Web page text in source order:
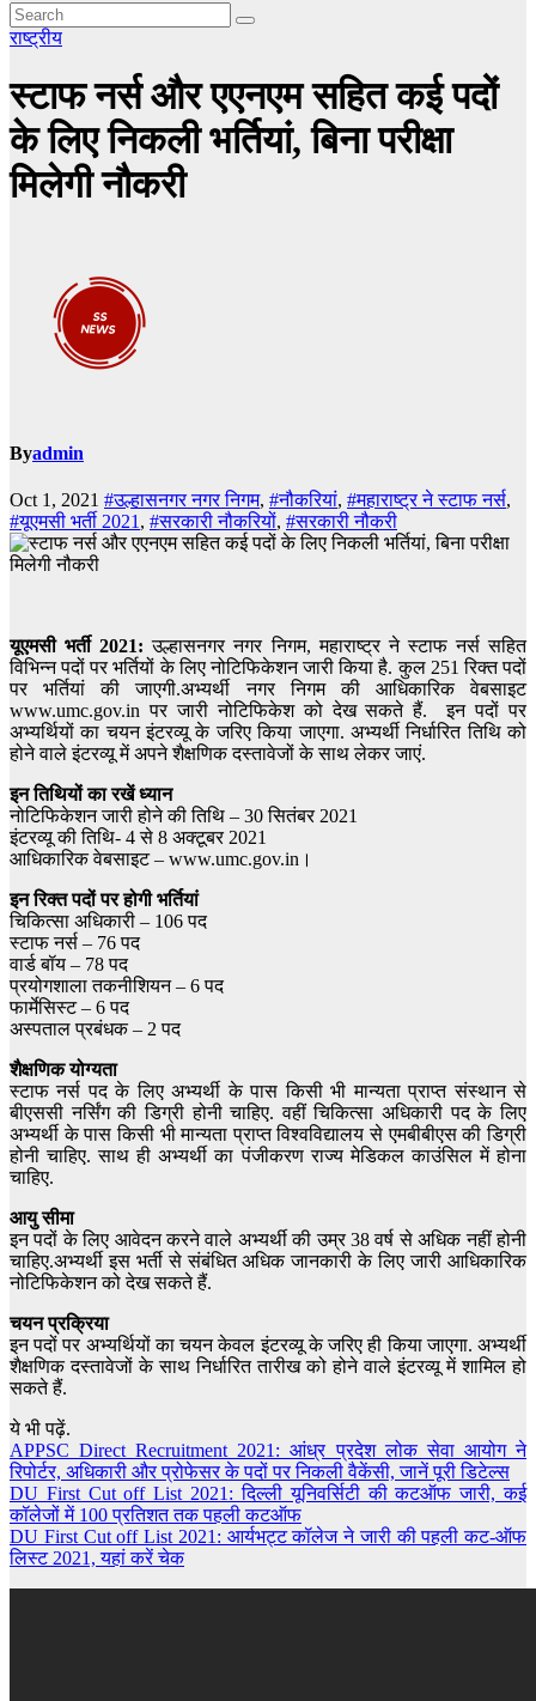
राष्ट्रीय
स्टाफ नर्स और एएनएम सहित कई पदों
के लिए निकली भर्तियां, बिना परीक्षा
मिलेगी नौकरी
Byadmin
Oct 1, 2021 #उल्हासनगर नगर निगम, #नौकरियां, #महाराष्ट्र ने स्टाफ नर्स,
#यूएमसी भर्ती 2021, #सरकारी नौकरियों, #सरकारी नौकरी
यूएमसी भर्ती 2021: उल्हासनगर नगर निगम, महाराष्ट्र ने स्टाफ नर्स सहित
विभिन्न पदों पर भर्तियों के लिए नोटिफिकेशन जारी किया है. कुल 251 रिक्त पदों
पर भर्तियां की जाएगी.अभ्यर्थी नगर निगम की आधिकारिक वेबसाइट
www.umc.gov.in पर जारी नोटिफिकेश को देख सकते हैं. इन पदों पर
अभ्यर्थियों का चयन इंटरव्यू के जरिए किया जाएगा. अभ्यर्थी निर्धारित तिथि को
होने वाले इंटरव्यू में अपने शैक्षणिक दस्तावेजों के साथ लेकर जाएं.
इन तिथियों का रखें ध्यान
नोटिफिकेशन जारी होने की तिथि – 30 सितंबर 2021
इंटरव्यू की तिथि- 4 से 8 अक्टूबर 2021
आधिकारिक वेबसाइट – www.umc.gov.in।
इन रिक्त पदों पर होगी भर्तियां
चिकित्सा अधिकारी – 106 पद
स्टाफ नर्स – 76 पद
वार्ड बॉय – 78 पद
प्रयोगशाला तकनीशियन – 6 पद
फार्मेसिस्ट – 6 पद
अस्पताल प्रबंधक – 2 पद
शैक्षणिक योग्यता
स्टाफ नर्स पद के लिए अभ्यर्थी के पास किसी भी मान्यता प्राप्त संस्थान से
बीएससी नर्सिंग की डिग्री होनी चाहिए. वहीं चिकित्सा अधिकारी पद के लिए
अभ्यर्थी के पास किसी भी मान्यता प्राप्त विश्वविद्यालय से एमबीबीएस की डिग्री
होनी चाहिए. साथ ही अभ्यर्थी का पंजीकरण राज्य मेडिकल काउंसिल में होना
चाहिए.
आयु सीमा
इन पदों के लिए आवेदन करने वाले अभ्यर्थी की उम्र 38 वर्ष से अधिक नहीं होनी
चाहिए.अभ्यर्थी इस भर्ती से संबंधित अधिक जानकारी के लिए जारी आधिकारिक
नोटिफिकेशन को देख सकते हैं.
चयन प्रक्रिया
इन पदों पर अभ्यर्थियों का चयन केवल इंटरव्यू के जरिए ही किया जाएगा. अभ्यर्थी
शैक्षणिक दस्तावेजों के साथ निर्धारित तारीख को होने वाले इंटरव्यू में शामिल हो
सकते हैं.
ये भी पढ़ें.
APPSC Direct Recruitment 2021: आंध्र प्रदेश लोक सेवा आयोग ने
रिपोर्टर, अधिकारी और प्रोफेसर के पदों पर निकली वैकेंसी, जानें पूरी डिटेल्स
DU First Cut off List 2021: दिल्ली यूनिवर्सिटी की कटऑफ जारी, कई
कॉलेजों में 100 प्रतिशत तक पहली कटऑफ
DU First Cut off List 2021: आर्यभट्ट कॉलेज ने जारी की पहली कट-ऑफ
लिस्ट 2021, यहां करें चेक